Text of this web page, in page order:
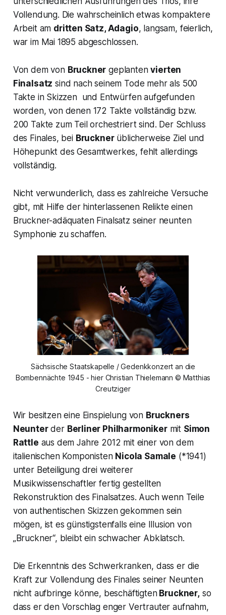
Vollendung. Die wahrscheinlich etwas kompaktere
Arbeit am dritten Satz, Adagio, langsam, feierlich,
war im Mai 1895 abgeschlossen.
Von dem von Bruckner geplantenvierten
Finalsatz sind nach seinem Tode mehr als 500
Takte in Skizzen und Entwürfen aufgefunden
worden, von denen 172 Takte vollständig bzw.
200 Takte zum Teil orchestriert sind. Der Schluss
des Finales, bei Brucknerüblicherweise Ziel und
Höhepunkt des Gesamtwerkes, fehlt allerdings
vollständig.
Nicht verwunderlich, dass es zahlreiche Versuche
gibt, mit Hilfe der hinterlassenen Relikte einen
Bruckner-adäquaten Finalsatz seiner neunten
Symphonie zu schaffen.
Sächsische Staatskapelle / Gedenkkonzert an die
Bombennächte 1945 - hier Christian Thielemann © Matthias
Creutziger
Wir besitzen eine Einspielung von Bruckners
Neunterder Berliner Philharmonikermit Simon
Rattle aus dem Jahre 2012 mit einer von dem
italienischen Komponisten Nicola Samale (*1941)
unter Beteiligung drei weiterer
Musikwissenschaftler fertig gestellten
Rekonstruktion des Finalsatzes. Auch wenn Teile
von authentischen Skizzen gekommen sein
mögen, ist es günstigstenfalls eine Illusion von
„Bruckner“, bleibt ein schwacher Abklatsch.
Die Erkenntnis des Schwerkranken, dass er die
Kraft zur Vollendung des Finales seiner Neunten
nicht aufbringe könne, beschäftigtenBruckner,so
dass er den Vorschlag enger Vertrauter aufnahm,